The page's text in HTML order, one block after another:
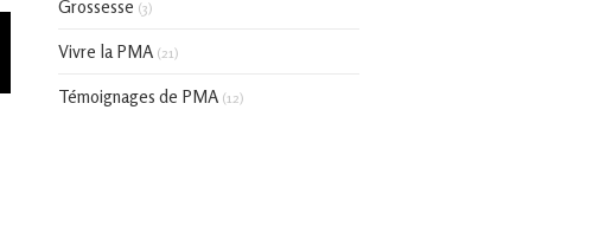
Grossesse (3)
Vivre la PMA (21)
Témoignages de PMA (12)